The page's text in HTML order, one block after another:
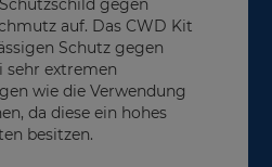
gegen
auf. Das CWD Kit
Schutz gegen
sehr extremen
wie die Verwendung
da diese ein hohes
besitzen.